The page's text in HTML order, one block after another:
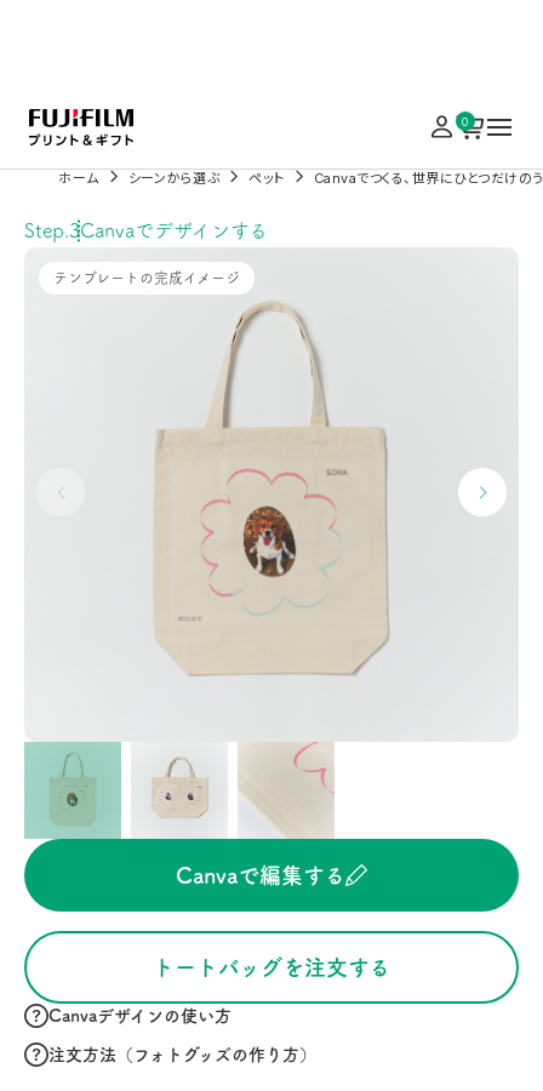
0
ホーム シーンから選ぶ ペット Canvaでつくる、世界にひとつだけの
Step.3Canvaでデザインする
テンプレートの完成イメージ
Canvaで編集する
トートバッグを注文する
Canvaデザインの使い方
注文方法（フォトグッズの作り方）